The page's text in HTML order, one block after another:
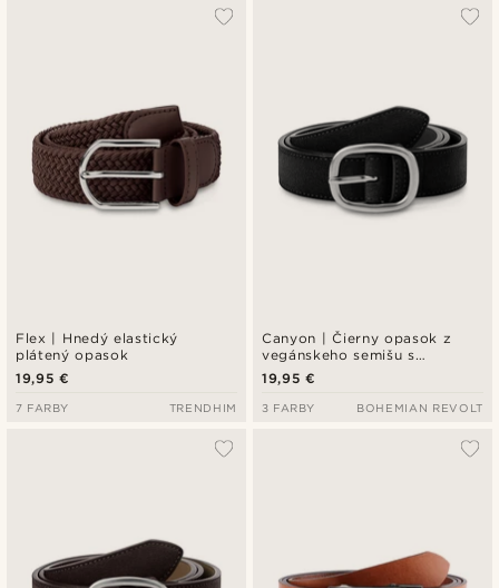
Flex | Hnedý elastický
plátený opasok
19,95 €
7 FARBY TRENDHIM
Canyon | Čierny opasok z
vegánskeho semišu s
okrúhlou prackou
19,95 €
3 FARBY BOHEMIAN REVOLT